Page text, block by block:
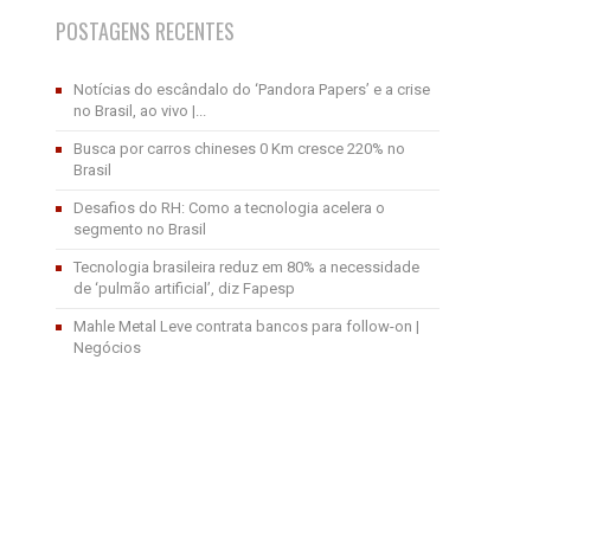
POSTAGENS RECENTES
Notícias do escândalo do ‘Pandora Papers’ e a crise
no Brasil, ao vivo |...
Busca por carros chineses 0 Km cresce 220% no
Brasil
Desafios do RH: Como a tecnologia acelera o
segmento no Brasil
Tecnologia brasileira reduz em 80% a necessidade
de ‘pulmão artificial’, diz Fapesp
Mahle Metal Leve contrata bancos para follow-on |
Negócios